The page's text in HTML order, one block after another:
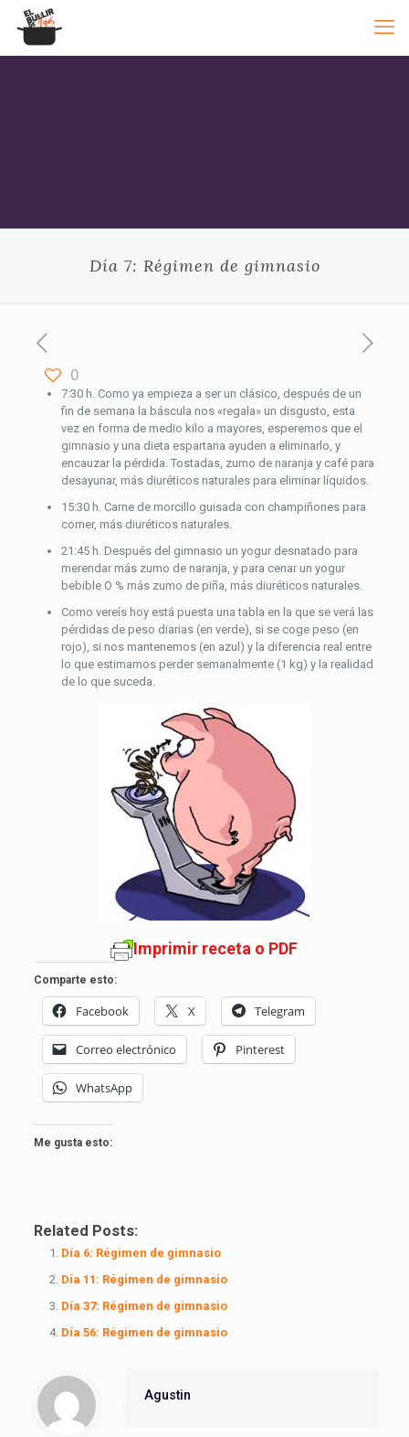
Día 7: Régimen de gimnasio
0
7:30 h. Como ya empieza a ser un clásico, después de un
fin de semana la báscula nos «regala» un disgusto, esta
vez en forma de medio kilo a mayores, esperemos que el
gimnasio y una dieta espartana ayuden a eliminarlo, y
encauzar la pérdida. Tostadas, zumo de naranja y café para
desayunar, más diuréticos naturales para eliminar líquidos.
15:30 h. Carne de morcillo guisada con champiñones para
comer, más diuréticos naturales.
21:45 h. Después del gimnasio un yogur desnatado para
merendar más zumo de naranja, y para cenar un yogur
bebible O % más zumo de piña, más diuréticos naturales.
Como vereís hoy está puesta una tabla en la que se verá las
pérdidas de peso diarias (en verde), si se coge peso (en
rojo), si nos mantenemos (en azul) y la diferencia real entre
lo que estimamos perder semanalmente (1 kg) y la realidad
de lo que suceda.
Imprimir receta o PDF
Comparte esto:
Facebook X Telegram
Correo electrónico Pinterest
WhatsApp
Me gusta esto:
Related Posts:
Día 6: Régimen de gimnasio
Día 11: Régimen de gimnasio
Día 37: Régimen de gimnasio
Día 56: Régimen de gimnasio
Agustin